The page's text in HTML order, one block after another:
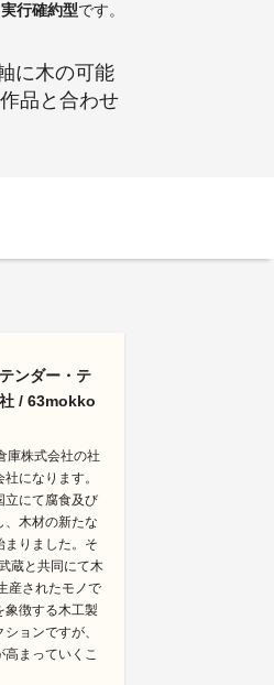
実行確約型です。
に木の可能
品と合わせ
ンダー・テ
/ 63mokko
庫株式会社の社
になります。
立にて腐食及び
、木材の新たな
まりました。そ
蔵と共同にて木
産されたモノで
象徴する木工製
ョンですが、
まっていくこ